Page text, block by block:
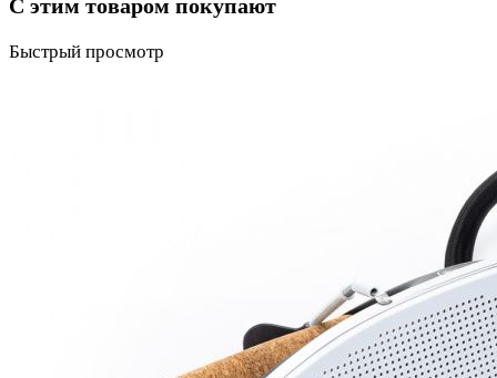
С этим товаром покупают
Быстрый просмотр